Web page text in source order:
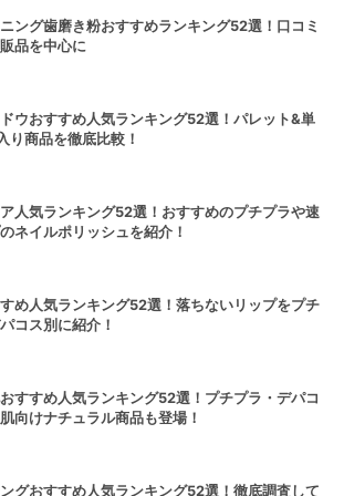
ング歯磨き粉おすすめランキング52選！口コミ
品を中心に
ウおすすめ人気ランキング52選！パレット&単
り商品を徹底比較！
人気ランキング52選！おすすめのプチプラや速
ネイルポリッシュを紹介！
め人気ランキング52選！落ちないリップをプチ
コス別に紹介！
すすめ人気ランキング52選！プチプラ・デパコ
向けナチュラル商品も登場！
グおすすめ人気ランキング52選！徹底調査して